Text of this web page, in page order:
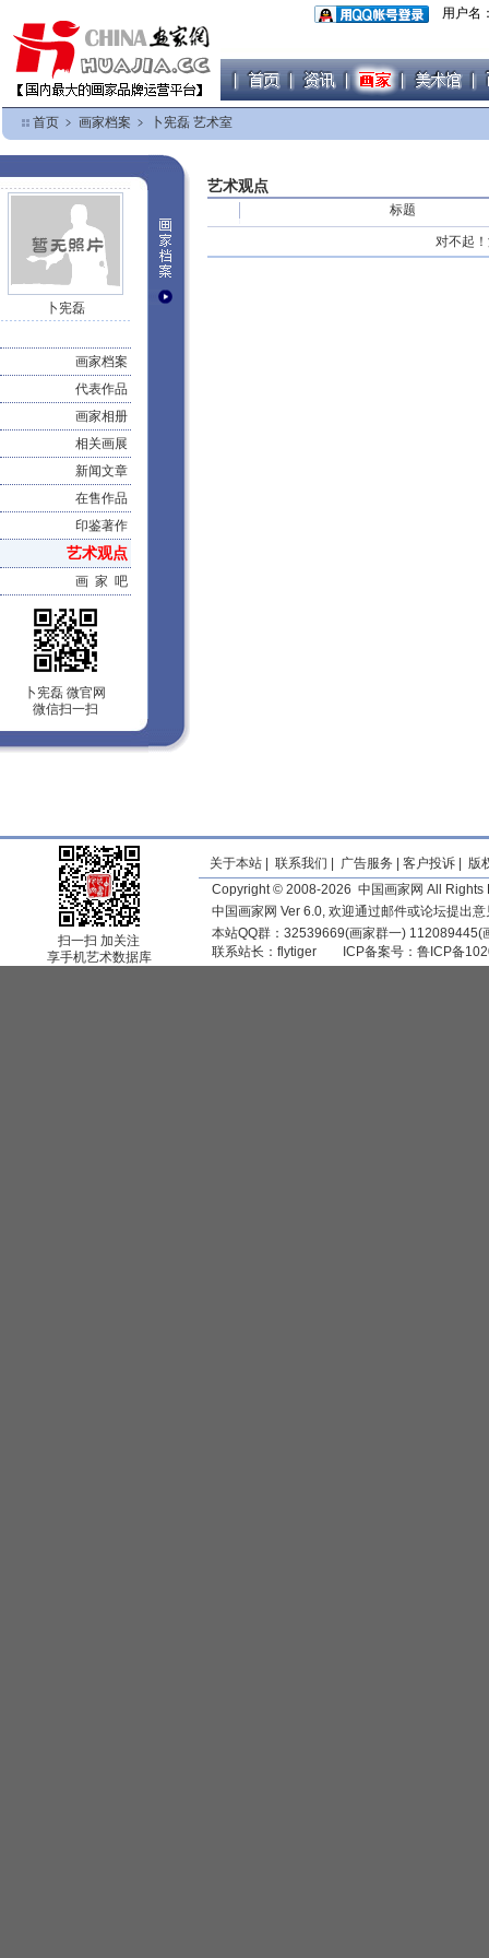
用户名
首页 ﹥ 画家档案 ﹥ 卜宪磊 艺术室
卜宪磊
画家档案
代表作品
画家相册
相关画展
新闻文章
在售作品
印鉴著作
艺术观点
画 家 吧
卜宪磊 微官网
微信扫一扫
艺术观点
标题
对不起
扫一扫 加关注
享手机艺术数据库
关于本站 联系我们 广告服务 客户投诉
版
Copyright © 2008-2026 中国画家网 All Rights
中国画家网 Ver 6.0, 欢迎通过邮件或论坛提出
本站QQ群：32539669(画家群一)
联系站长： flytiger ICP备案号： 鲁ICP备